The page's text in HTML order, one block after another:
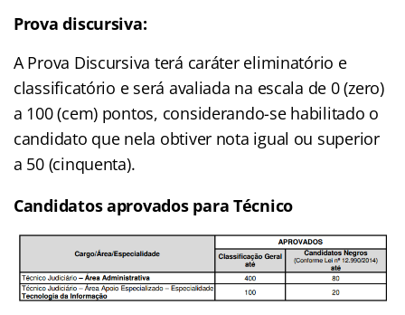
Prova discursiva:
A Prova Discursiva terá caráter eliminatório e
classificatório e será avaliada na escala de 0 (zero)
a 100 (cem) pontos, considerando-se habilitado o
candidato que nela obtiver nota igual ou superior
a 50 (cinquenta).
Candidatos aprovados para Técnico